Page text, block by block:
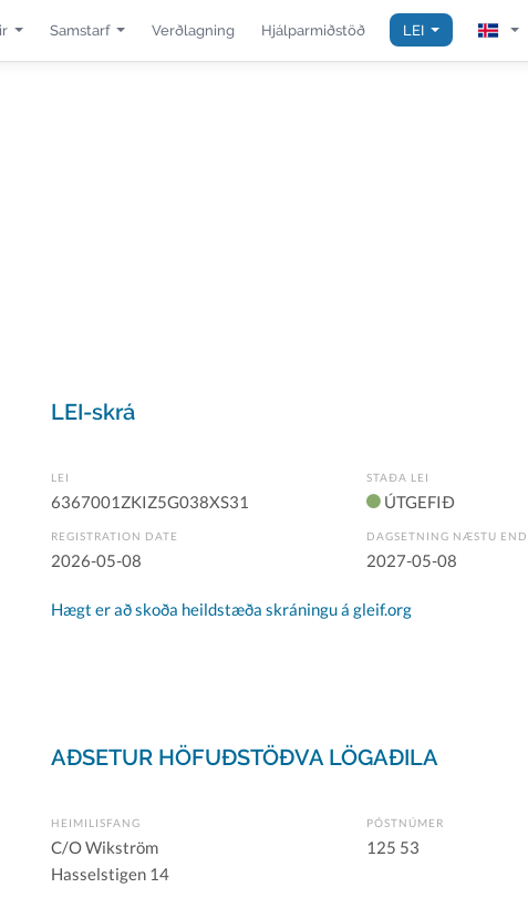
Samstarf Verðlagning Hjálparmiðstöð LEI
LEI-skrá
LEI
6367001ZKIZ5G038XS31
STAÐA LEI
ÚTGEFIÐ
REGISTRATION DATE
2026-05-08
DAGSETNING NÆSTU
2027-05-08
Hægt er að skoða heildstæða skráningu á gleif.org
AÐSETUR HÖFUÐSTÖÐVA LÖGAÐILA
HEIMILISFANG
C/O Wikström
Hasselstigen 14
PÓSTNÚMER
125 53